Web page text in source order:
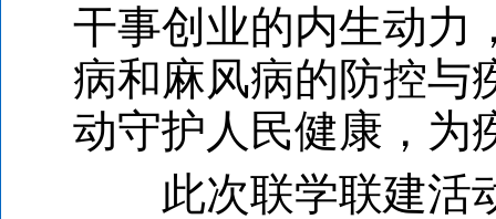
干事创业的内生动力
病和麻风病的防控与
动守护人民健康，为
此次联学联建活动